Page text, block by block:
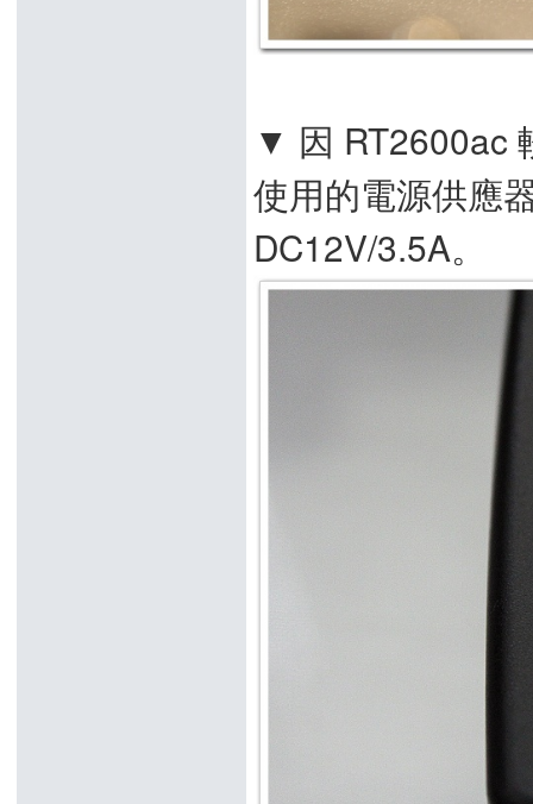
▼ 因 RT2600ac
使用的電源供應
DC12V/3.5A。